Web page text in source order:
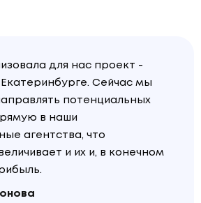
для нас проект -
Сейчас мы
потенциальных
в наши
агентства, что
и их и, в конечном